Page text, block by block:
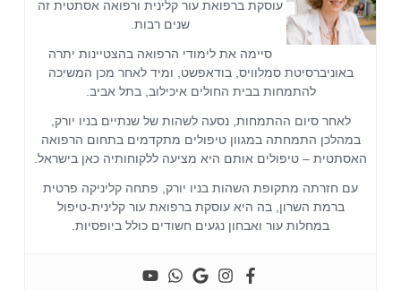
עוסקת ברפואת עור קלינית ורפואה אסתטית זה
שנים רבות.
סיימה את לימודי הרפואה בהצטיינות יתרה
באוניברסיטת סמלוויס, בודאפשט, ומיד לאחר מכן המשיכה
להתמחות בבית החולים איכילוב, בתל אביב.
לאחר סיום ההתמחות, נסעה לשהות של שנתיים בניו יורק,
במהלכן התמחתה במגוון טיפולים מתקדמים בתחום הרפואה
האסתטית – טיפולים אותם היא מציעה ללקוחותיה כאן בישראל.
עם חזרתה מתקופת השהות בניו יורק, פתחה קליניקה פרטית
ברמת השרון, בה היא עוסקת ברפואת עור קלינית-טיפול
במחלות עור ואבחון נגעים חשודים כולל ביופסיות.